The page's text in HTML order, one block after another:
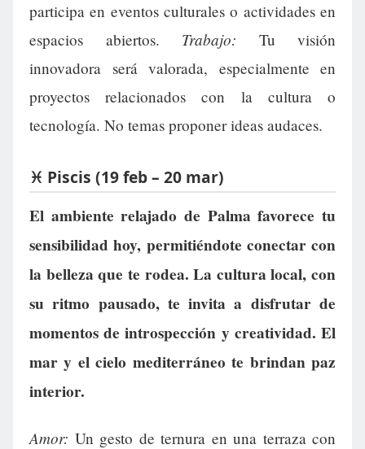
participa en eventos culturales o actividades en
espacios abiertos. Trabajo: Tu visión
innovadora será valorada, especialmente en
proyectos relacionados con la cultura o
tecnología. No temas proponer ideas audaces.
♓ Piscis (19 feb – 20 mar)
El ambiente relajado de Palma favorece tu
sensibilidad hoy, permitiéndote conectar con
la belleza que te rodea. La cultura local, con
su ritmo pausado, te invita a disfrutar de
momentos de introspección y creatividad. El
mar y el cielo mediterráneo te brindan paz
interior.
Amor: Un gesto de ternura en una terraza con